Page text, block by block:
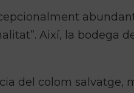
Així, la bodega
del colom salvatge,